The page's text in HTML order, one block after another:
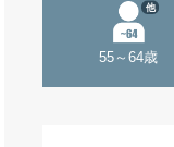
55～64歳
他